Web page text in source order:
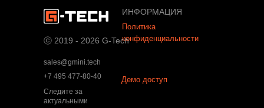
Демо доступ
Политика
конфиденциальности
ИНФОРМАЦИЯ
ⓒ 2019 - 2026 G-Tech
sales@gmini.tech
+7 495 477-80-40
Следите за
актуальными